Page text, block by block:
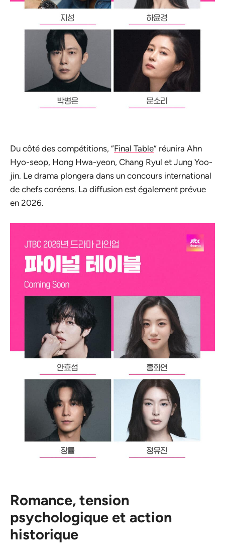
Du côté des compétitions, “Final Table” réunira Ahn
Hyo-seop, Hong Hwa-yeon, Chang Ryul et Jung Yoo-
jin. Le drama plongera dans un concours international
de chefs coréens. La diffusion est également prévue
en 2026.
Romance, tension
psychologique et action
historique